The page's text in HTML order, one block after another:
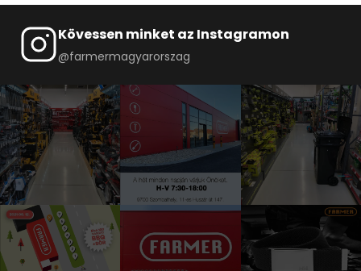
Kövessen minket az Instagramon
@farmermagyarorszag